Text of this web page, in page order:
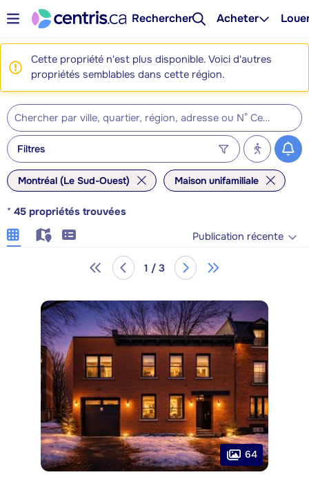
Rechercher Acheter
Cette propriété n'est plus disponible. Voici d'autres
propriétés semblables dans cette région.
Filtres
Montréal (Le Sud-Ouest) Maison unifamiliale
* 45 propriétés trouvées
Publication récente
1 / 3
64